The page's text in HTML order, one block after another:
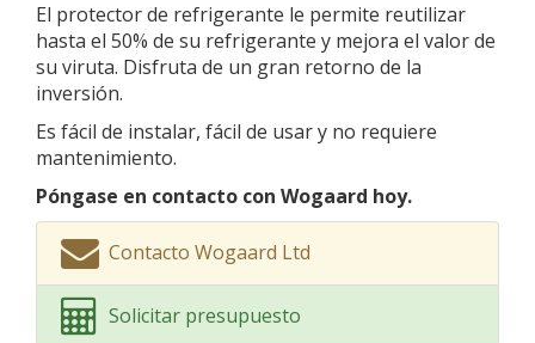
El protector de refrigerante le permite reutilizar
hasta el 50% de su refrigerante y mejora el valor de
su viruta. Disfruta de un gran retorno de la
inversión.
Es fácil de instalar, fácil de usar y no requiere
mantenimiento.
Póngase en contacto con Wogaard hoy.
Contacto Wogaard Ltd
Solicitar presupuesto